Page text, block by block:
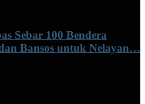
Sebar 100 Bendera
Bansos untuk Nelayan…